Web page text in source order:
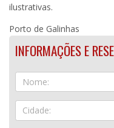
ilustrativas.
Porto de Galinhas
INFORMAÇÕES E